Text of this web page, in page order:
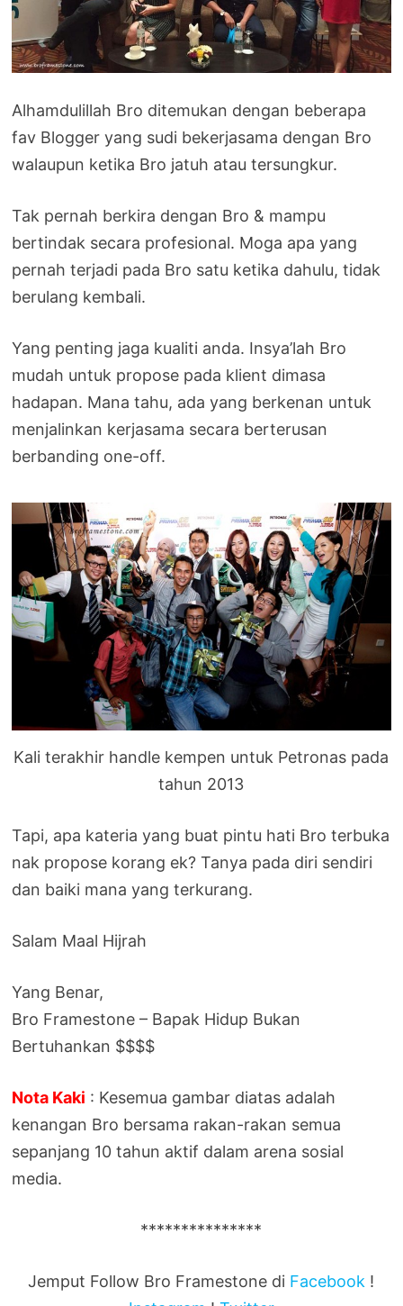
Alhamdulillah Bro ditemukan dengan beberapa
fav Blogger yang sudi bekerjasama dengan Bro
walaupun ketika Bro jatuh atau tersungkur.
Tak pernah berkira dengan Bro & mampu
bertindak secara profesional. Moga apa yang
pernah terjadi pada Bro satu ketika dahulu, tidak
berulang kembali.
Yang penting jaga kualiti anda. Insya’lah Bro
mudah untuk propose pada klient dimasa
hadapan. Mana tahu, ada yang berkenan untuk
menjalinkan kerjasama secara berterusan
berbanding one-off.
Kali terakhir handle kempen untuk Petronas pada
tahun 2013
Tapi, apa kateria yang buat pintu hati Bro terbuka
nak propose korang ek? Tanya pada diri sendiri
dan baiki mana yang terkurang.
Salam Maal Hijrah
Yang Benar,
Bro Framestone – Bapak Hidup Bukan
Bertuhankan $$$$
Nota Kaki : Kesemua gambar diatas adalah
kenangan Bro bersama rakan-rakan semua
sepanjang 10 tahun aktif dalam arena sosial
media.
***************
Jemput Follow Bro Framestone di Facebook !